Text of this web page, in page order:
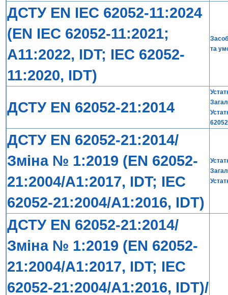
ДСТУ EN IEC 62052-11:2024
(EN IEC 62052-11:2021;
А11:2022, IDT; IEC 62052-
11:2020, IDT)
та
ДСТУ EN 62052-21:2014
ДСТУ EN 62052-21:2014/
Зміна № 1:2019 (EN 62052-
21:2004/A1:2017, IDT; IEC
62052-21:2004/A1:2016, IDT)
ДСТУ EN 62052-21:2014/
Зміна № 1:2019 (EN 62052-
21:2004/A1:2017, IDT; IEC
62052-21:2004/A1:2016, IDT)/